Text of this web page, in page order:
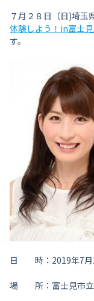
７月２８日（日)埼玉
体験しよう！in富士見
す。
日 時：2019年7月
場 所：富士見市立